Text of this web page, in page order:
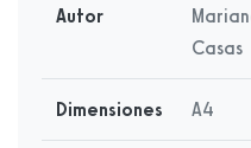
Autor
Casas
Dimensiones A4